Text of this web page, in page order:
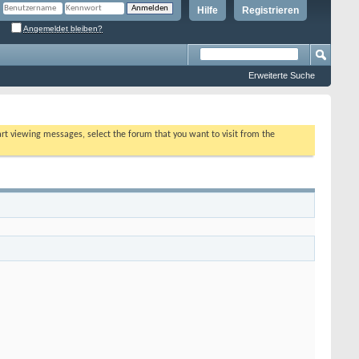
Registrieren
Hilfe
Angemeldet bleiben?
Erweiterte Suche
viewing messages, select the forum that you want to visit from the